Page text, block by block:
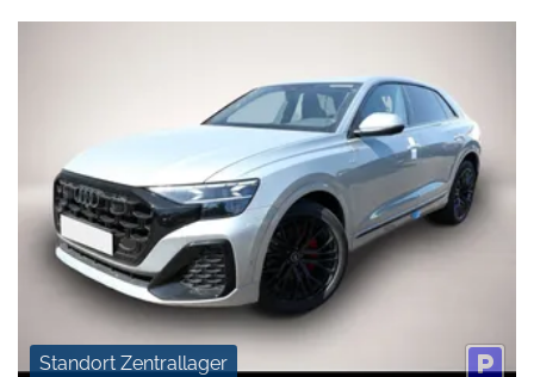
Standort Zentrallager